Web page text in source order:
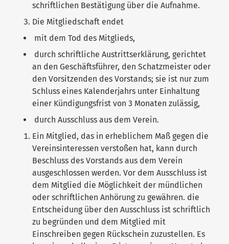
schriftlichen Bestätigung über die Aufnahme.
Die Mitgliedschaft endet
mit dem Tod des Mitglieds,
durch schriftliche Austrittserklärung, gerichtet
an den Geschäftsführer, den Schatzmeister oder
den Vorsitzenden des Vorstands; sie ist nur zum
Schluss eines Kalenderjahrs unter Einhaltung
einer Kündigungsfrist von 3 Monaten zulässig,
durch Ausschluss aus dem Verein.
Ein Mitglied, das in erheblichem Maß gegen die
Vereinsinteressen verstoßen hat, kann durch
Beschluss des Vorstands aus dem Verein
ausgeschlossen werden. Vor dem Ausschluss ist
dem Mitglied die Möglichkeit der mündlichen
oder schriftlichen Anhörung zu gewähren. die
Entscheidung über den Ausschluss ist schriftlich
zu begründen und dem Mitglied mit
Einschreiben gegen Rückschein zuzustellen. Es